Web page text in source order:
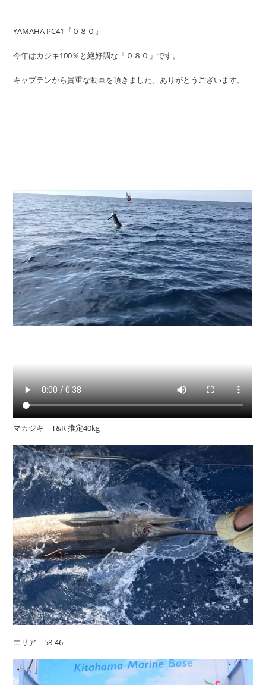
YAMAHA PC41『０８０』
今年はカジキ100％と絶好調な「０８０」です。
キャプテンから貴重な動画を頂きました。ありがとうございます。
マカジキ T&R 推定40kg
エリア 58-46